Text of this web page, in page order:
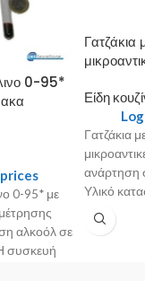
0-95*
0-95* με
αλκοόλ σε
συσκευή
αλκοόλ σε
Γατζάκια
Είδη
Γατζάκια
ανάρτηση
Υλικό